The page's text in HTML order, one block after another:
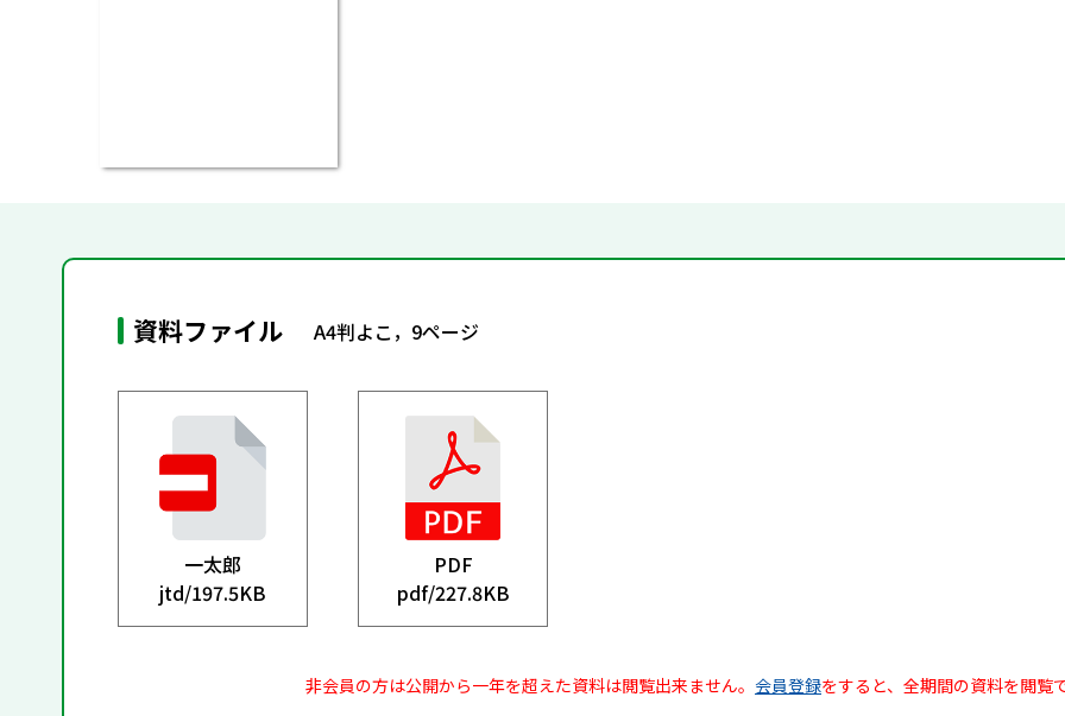
資料ファイル A4判よこ，9ページ
一太郎
jtd/197.5KB
PDF
pdf/227.8KB
非会員の方は公開から一年を超えた資料は閲覧出来ません。 会員登録をすると、全期間の資料を閲覧